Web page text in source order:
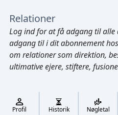
Cmd/Ctrl + K
Relationer
Log indfor at få adgang til alle
adgang til i dit abonnement
om relationer som direktion,
ultimative ejere, stiftere,
Profil Historik Nøgletal